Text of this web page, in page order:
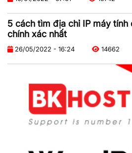
5 cách tìm địa chỉ IP máy tính
chính xác nhất
26/05/2022 - 16:24 14662